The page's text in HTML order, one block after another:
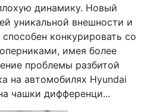
динамику. Новый
уникальной внешности и
конкурировать со
имея более
проблемы разбитой
на автомобилях Hyundai
чашки дифференци...